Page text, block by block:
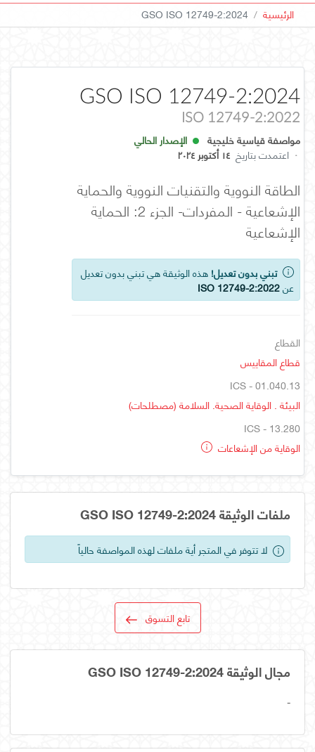
الرئيسية GSO ISO 12749-2:2024
GSO ISO 12749-2:2024
ISO 12749-2:2022
مواصفة قياسية خليجية
الإصدار الحالي
· اعتمدت بتاريخ ١٤ أكتوبر ٢٠٢٤
الطاقة النووية والتقنيات النووية والحماية
الإشعاعية - المفردات- الجزء 2: الحماية
الإشعاعية
تبني بدون تعديل! هذه الوثيقة هي تبني بدون تعديل
عنISO 12749-2:2022
القطاع
قطاع المقاييس
ICS - 01.040.13
البيئة . الوقاية الصحية. السلامة (مصطلحات)
ICS - 13.280
الوقاية من الإشعاعات
ملفات الوثيقة GSO ISO 12749-2:2024
لا تتوفر في المتجر أية ملفات لهذه المواصفة حالياً
تابع التسوق
مجال الوثيقة GSO ISO 12749-2:2024
-